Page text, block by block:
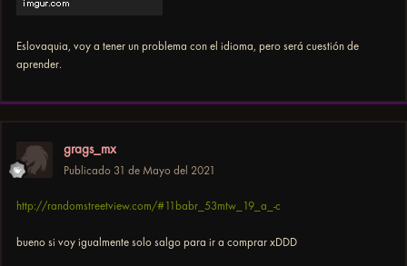
Eslovaquia, voy a tener un problema con el idioma, pero será cuestión de
aprender.
grags_mx
Publicado 31 de Mayo del 2021
http://randomstreetview.com/#11babr_53mtw_19_a_-c
bueno si voy igualmente solo salgo para ir a comprar xDDD